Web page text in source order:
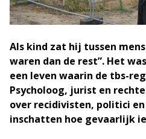
Als kind zat hij tussen
waren dan de rest”. Het
een leven waarin de tbs-
Psycholoog, jurist en
over recidivisten, politici
inschatten hoe gevaarlijk